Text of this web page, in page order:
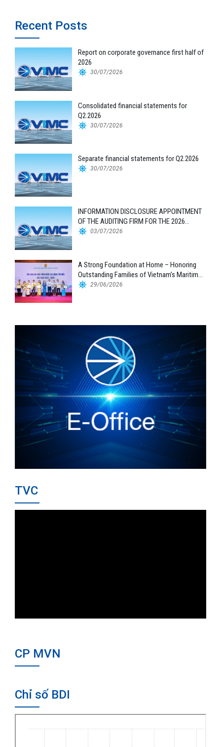
Recent Posts
Report on corporate governance first half of
2026
30/07/2026
Consolidated financial statements for
Q2.2026
30/07/2026
Separate financial statements for Q2.2026
30/07/2026
INFORMATION DISCLOSURE APPOINTMENT
OF THE AUDITING FIRM FOR THE 2026
FINANCIAL STATEMENTS
03/07/2026
A Strong Foundation at Home – Honoring
Outstanding Families of Vietnam’s Maritime
Workforce
29/06/2026
TVC
CP MVN
Chỉ số BDI